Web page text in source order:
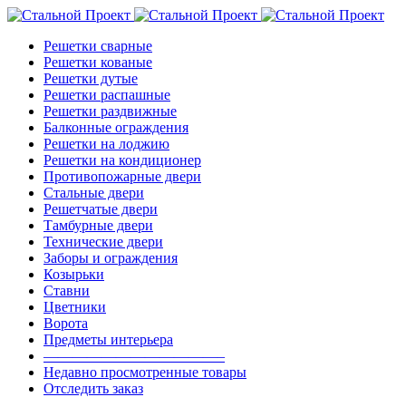
Решетки сварные
Решетки кованые
Решетки дутые
Решетки распашные
Решетки раздвижные
Балконные ограждения
Решетки на лоджию
Решетки на кондиционер
Противопожарные двери
Стальные двери
Решетчатые двери
Тамбурные двери
Технические двери
Заборы и ограждения
Козырьки
Ставни
Цветники
Ворота
Предметы интерьера
————————————–
Недавно просмотренные товары
Отследить заказ